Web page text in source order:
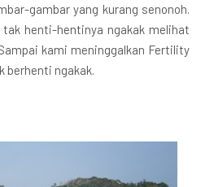
gambar yang kurang senonoh.
tak henti-hentinya ngakak melihat
kami meninggalkan Fertility
berhenti ngakak.